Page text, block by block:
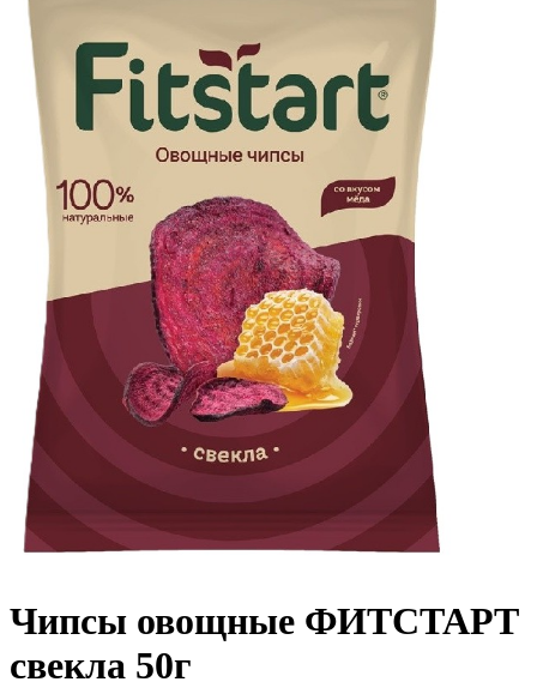
Чипсы овощные ФИТСТАРТ
свекла 50г